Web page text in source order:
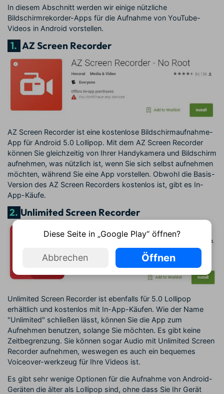
In diesem Abschnitt werden wir einige nützliche
Bildschirmrekorder-Apps für die Aufnahme von YouTube-
Videos in Android vorstellen.
1. AZ Screen Recorder
AZ Screen Recorder ist eine kostenlose Bildschirmaufnahme-
App für Android 5.0 Lollipop. Mit dem AZ Screen Recorder
können Sie gleichzeitig von Ihrer Handykamera und Bildschirm
aufnehmen, was nützlich ist, wenn Sie sich selbst aufnehmen
möchten, während Sie eine App vorstellen. Obwohl die Basis-
Version des AZ Screen Recorders kostenlos ist, gibt es In-
App-Käufe.
2. Unlimited Screen Recorder
Unlimited Screen Recorder ist ebenfalls für 5.0 Lollipop
erhältlich und kostenlos mit In-App-Käufen. Wie der Name
"Unlimited" schließen lässt, können Sie die App zum
Aufnehmen benutzen, solange Sie möchten. Es gibt keine
Zeitbegrenzung. Sie können sogar Audio mit Unlimited Screen
Recorder aufnehmen, weswegen es auch ein bequemes
Voiceover-werkzeug für Ihre Videos ist.
Es gibt sehr wenige Optionen für die Aufnahme von Android-
Geräten die älter als Lollipop sind, ohne dass Sie Ihr Gerät
Diese Seite in „Google Play“ öffnen?
Abbrechen Öffnen